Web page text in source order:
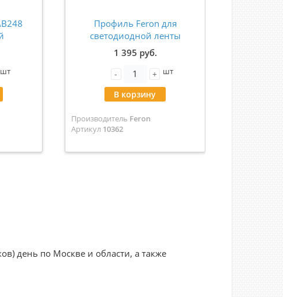
шт
Профиль Feron для
светодиодной ленты
встраиваемый серебро
CAB254 10362
1 395 руб.
- + шт
В корзину
Производитель Feron
Артикул 10362
день по Москве и области, а также